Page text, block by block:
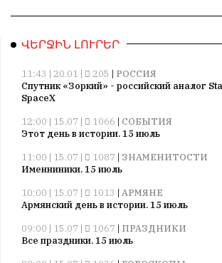
ՎԵՐՋԻՆ ԼՈՒՐԵՐ
11:43 | 20.01 | 205 | РОССИЯ
Спутник «Зоркий» - российский аналог
SpaceX
12:00 | 15.07 |
1066 | СОБЫТИЯ
Этот день в истории. 15 июль
11:00 | 15.07 |
1087 | ЗНАМЕНИТОСТИ
Именниники. 15 июль
10:00 | 15.07 |
1013 | АРМЯНЕ
Армянский день в истории. 15 июль
09:00 | 15.07 |
1067 | ПРАЗДНИКИ
Все праздники. 15 июль